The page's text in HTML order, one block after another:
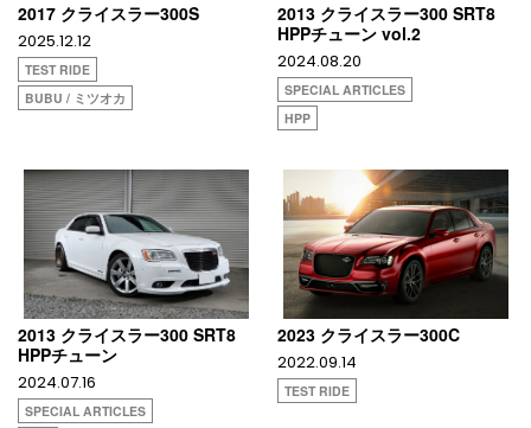
2017 クライスラー300S
2025.12.12
TEST RIDE
BUBU / ミツオカ
2013 クライスラー300 SRT8
HPPチューン vol.2
2024.08.20
SPECIAL ARTICLES
HPP
2013 クライスラー300 SRT8
HPPチューン
2024.07.16
SPECIAL ARTICLES
2023 クライスラー300C
2022.09.14
TEST RIDE